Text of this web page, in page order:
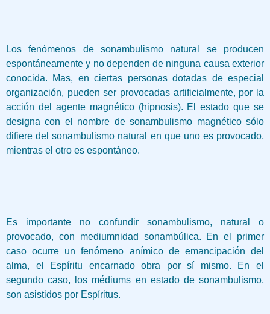
Los fenómenos de sonambulismo natural se producen
espontáneamente y no dependen de ninguna causa exterior
conocida. Mas, en ciertas personas dotadas de especial
organización, pueden ser provocadas artificialmente, por la
acción del agente magnético (hipnosis). El estado que se
designa con el nombre de sonambulismo magnético sólo
difiere del sonambulismo natural en que uno es provocado,
mientras el otro es espontáneo.
Es importante no confundir sonambulismo, natural o
provocado, con mediumnidad sonambúlica. En el primer
caso ocurre un fenómeno anímico de emancipación del
alma, el Espíritu encarnado obra por sí mismo. En el
segundo caso, los médiums en estado de sonambulismo,
son asistidos por Espíritus.